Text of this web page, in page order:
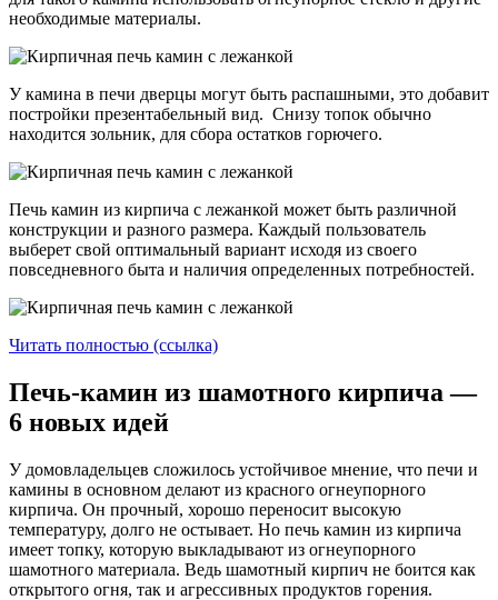
необходимые материалы.
У камина в печи дверцы могут быть распашными, это добавит
постройки презентабельный вид. Снизу топок обычно
находится зольник, для сбора остатков горючего.
Печь камин из кирпича с лежанкой может быть различной
конструкции и разного размера. Каждый пользователь
выберет свой оптимальный вариант исходя из своего
повседневного быта и наличия определенных потребностей.
Читать полностью (ссылка)
Печь-камин из шамотного кирпича —
6 новых идей
У домовладельцев сложилось устойчивое мнение, что печи и
камины в основном делают из красного огнеупорного
кирпича. Он прочный, хорошо переносит высокую
температуру, долго не остывает. Но печь камин из кирпича
имеет топку, которую выкладывают из огнеупорного
шамотного материала. Ведь шамотный кирпич не боится как
открытого огня, так и агрессивных продуктов горения.